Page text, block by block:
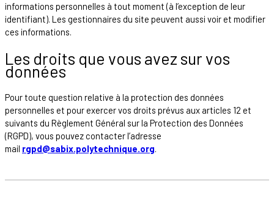
informations personnelles à tout moment (à l’exception de leur
identifiant). Les gestionnaires du site peuvent aussi voir et modifier
ces informations.
Les droits que vous avez sur vos
données
Pour toute question relative à la protection des données
personnelles et pour exercer vos droits prévus aux articles 12 et
suivants du Règlement Général sur la Protection des Données
(RGPD), vous pouvez contacter l’adresse
mail rgpd@sabix.polytechnique.org.